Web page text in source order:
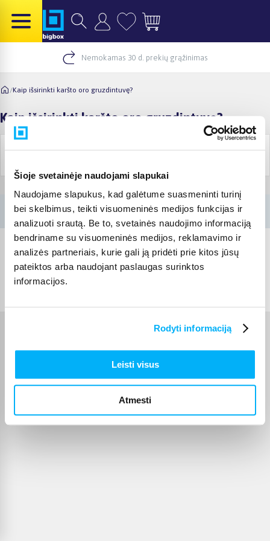
Šioje svetainėje naudojami slapukai
Naudojame slapukus, kad galėtume suasmeninti turinį
bei skelbimus, teikti visuomeninės medijos funkcijas ir
analizuoti srautą. Be to, svetainės naudojimo informaciją
bendriname su visuomeninės medijos, reklamavimo ir
analizės partneriais, kurie gali ją pridėti prie kitos jūsų
pateiktos arba naudojant paslaugas surinktos
informacijos.
Rodyti informaciją
Leisti visus
Atmesti
Nemokamas 30 d. prekių grąžinimas
/Kaip išsirinkti karšto oro gruzdintuvę?
Kaip išsirinkti karšto oro gruzdintuvę?
Informacija
Pirkimo
Akcijos ir